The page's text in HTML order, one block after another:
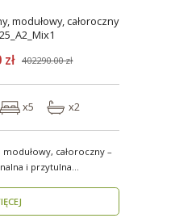
modułowy, całoroczny
402290.00 zł
x5 x2
całoroczny –
i przytulna